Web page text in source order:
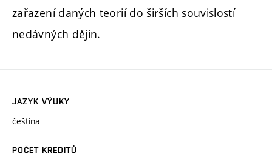
zařazení daných teorií do širších souvislostí
nedávných dějin.
JAZYK VÝUKY
čeština
POČET KREDITŮ